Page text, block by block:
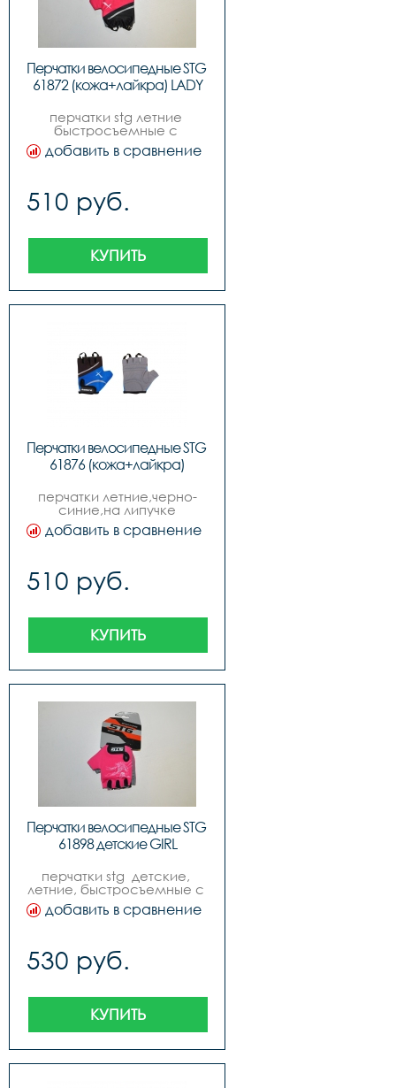
Перчатки велосипедные STG
61872 (кожа+лайкра) LADY
перчатки stg летние
быстросъемные с
прокладкой,застежка на
добавить в сравнение
510 руб.
КУПИТЬ
Перчатки велосипедные STG
61876 (кожа+лайкра)
перчатки летние,черно-
синие,на липучке
добавить в сравнение
510 руб.
КУПИТЬ
Перчатки велосипедные STG
61898 детские GIRL
перчатки stg  детские,
летние, быстросъемные с
защитной прокладкой,
застежка на липучке.
добавить в сравнение
530 руб.
КУПИТЬ